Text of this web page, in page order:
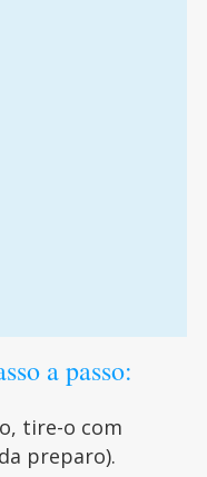
a passo:
tire-o com
preparo).